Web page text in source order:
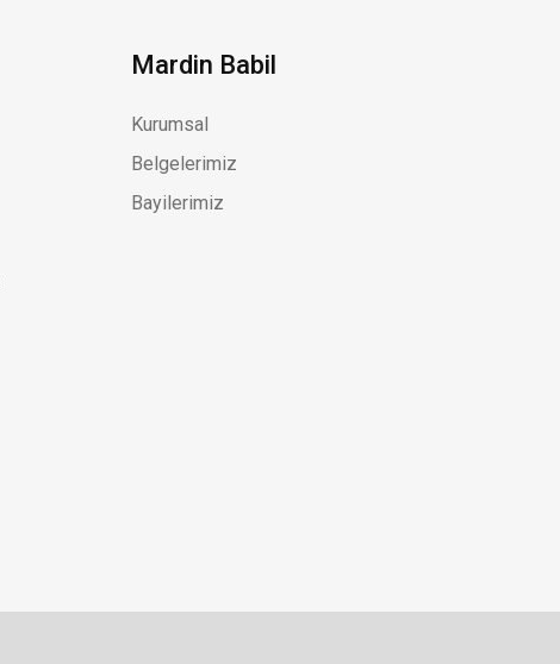
Mardin Babil
Kurumsal
Belgelerimiz
Bayilerimiz